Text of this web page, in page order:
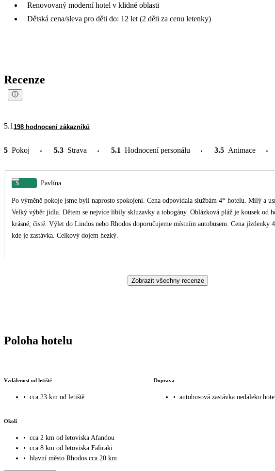
Renovovaný moderní hotel v klidné oblasti
Dětská cena/sleva pro děti do: 12 let (2 děti za cenu letenky)
Recenze
5.1 198 hodnocení zákazníků
5 Pokoj 5.3 Strava 5.1 Hodnocení personálu 3.5 Animace
5 Pavlína
Po výměně pokoje jsme byli naprosto spokojeni. Cena odpovídala službám 4* hotelu. Milý a
Velký výběr jídla. Dětem se nejvíce líbily skluzavky a tobogány. Oblázková pláž je kousek od
krásné, čisté. Výlet do Lindos nebo Rhodos doporučujeme místním autobusem. Cena jízdenky
kde je zastávka. Celkový dojem hezký.
Zobrazit všechny recenze
Poloha hotelu
Vzdálenost od letiště
• cca 23 km od letiště
Doprava
• autobusová zastávka nedaleko
Okolí
• cca 2 km od letoviska Afandou
• cca 8 km od letoviska Faliraki
• hlavní město Rhodos cca 20 km